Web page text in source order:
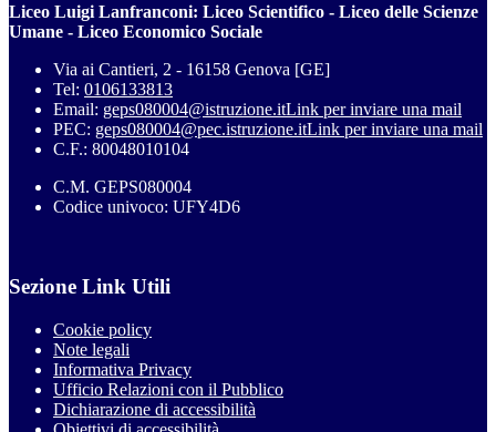
Liceo Luigi Lanfranconi: Liceo Scientifico - Liceo delle Scienze
Umane - Liceo Economico Sociale
Via ai Cantieri, 2 - 16158 Genova [GE]
Tel: 0106133813
Email: geps080004@istruzione.itLink per inviare una mail
PEC: geps080004@pec.istruzione.itLink per inviare una mail
C.F.: 80048010104
C.M. GEPS080004
Codice univoco: UFY4D6
Sezione Link Utili
Cookie policy
Note legali
Informativa Privacy
Ufficio Relazioni con il Pubblico
Dichiarazione di accessibilità